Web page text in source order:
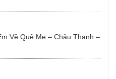
Về Quê Mẹ – Châu Thanh –